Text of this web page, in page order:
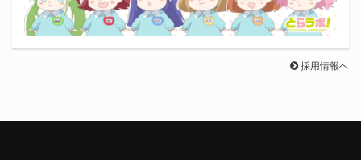
採用情報へ